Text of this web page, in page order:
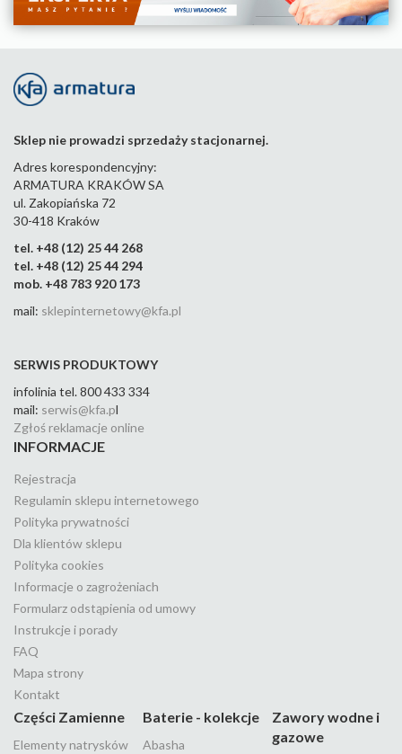
Sklep nie prowadzi sprzedaży stacjonarnej.
Adres korespondencyjny:
ARMATURA KRAKÓW SA
ul. Zakopiańska 72
30-418 Kraków
tel. +48 (12) 25 44 268
tel. +48 (12) 25 44 294
mob. +48 783 920 173
mail: sklepinternetowy@kfa.pl
SERWIS PRODUKTOWY
infolinia tel. 800 433 334
mail: serwis@kfa.pl
Zgłoś reklamacje online
INFORMACJE
Rejestracja
Regulamin sklepu internetowego
Polityka prywatności
Dla klientów sklepu
Polityka cookies
Informacje o zagrożeniach
Formularz odstąpienia od umowy
Instrukcje i porady
FAQ
Mapa strony
Kontakt
Części Zamienne
Elementy natrysków
Baterie - kolekcje
Abasha
Zawory wodne i
gazowe